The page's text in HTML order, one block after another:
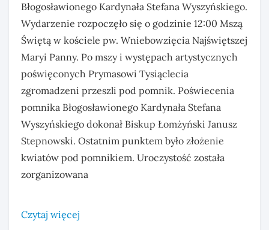
Błogosławionego Kardynała Stefana Wyszyńskiego.
Wydarzenie rozpoczęło się o godzinie 12:00 Mszą
Świętą w kościele pw. Wniebowzięcia Najświętszej
Maryi Panny. Po mszy i występach artystycznych
poświęconych Prymasowi Tysiąclecia
zgromadzeni przeszli pod pomnik. Poświecenia
pomnika Błogosławionego Kardynała Stefana
Wyszyńskiego dokonał Biskup Łomżyński Janusz
Stepnowski. Ostatnim punktem było złożenie
kwiatów pod pomnikiem. Uroczystość została
zorganizowana
Czytaj więcej